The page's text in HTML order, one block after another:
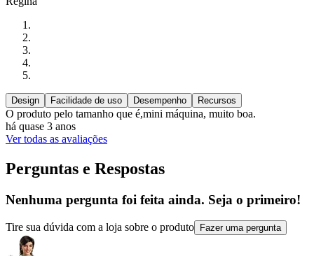
Design Facilidade de uso Desempenho Recursos
O produto pelo tamanho que é,mini máquina, muito boa.
há quase 3 anos
Ver todas as avaliações
Perguntas e Respostas
Nenhuma pergunta foi feita ainda. Seja o primeiro!
Tire sua dúvida com a loja sobre o produto Fazer uma pergunta